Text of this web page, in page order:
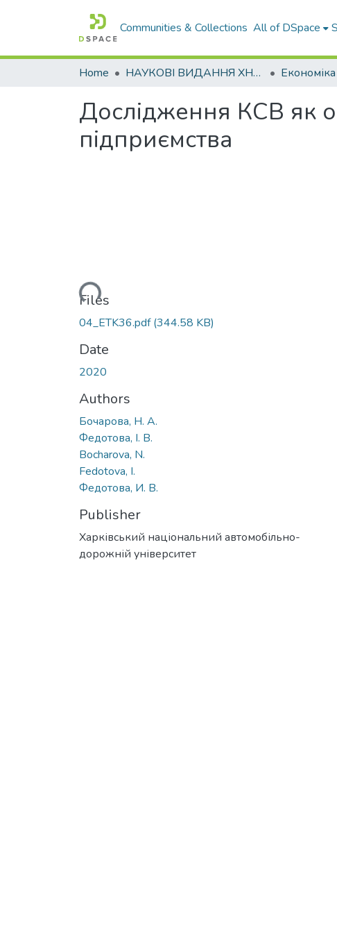
Communities & Collections All of DSpace
Home НАУКОВІ ВИДАННЯ ХНАДУ
Дослідження КСВ як
підприємства
Loading...
Files
04_ETK36.pdf(344.58 KB)
Date
2020
Authors
Бочарова, Н. А.
Федотова, І. В.
Bocharova, N.
Fedotova, I.
Федотова, И. В.
Publisher
Харківський національний автомобільно-
дорожній університет